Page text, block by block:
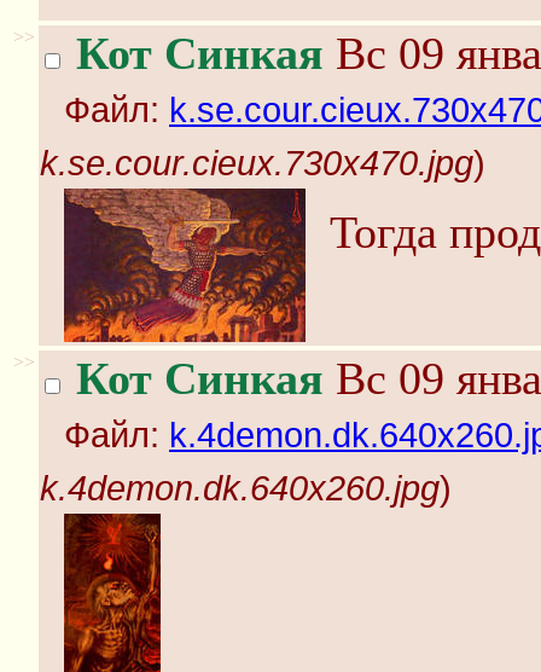
>> Кот Синкая Вс 09
Файл:
k.se.cour.cieux.730x470.jpg)
Тогда
>> Кот Синкая Вс 09
Файл:
k.4demon.dk.640x260.jpg)